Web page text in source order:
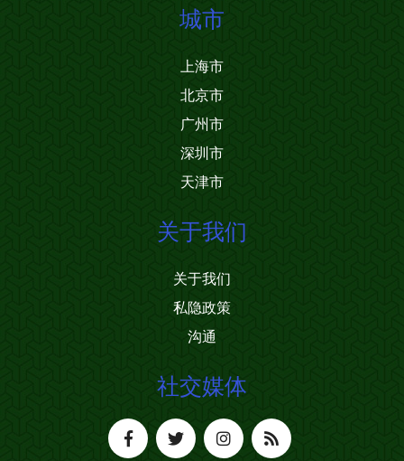
城市
上海市
北京市
广州市
深圳市
天津市
关于我们
关于我们
私隐政策
沟通
社交媒体